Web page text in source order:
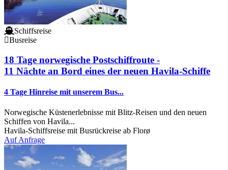
Schiffsreise
Busreise
18 Tage norwegische Postschiffroute -
11 Nächte an Bord eines der neuen Havila-Schiffe
4 Tage Hinreise mit unserem Bus...
Norwegische Küstenerlebnisse mit Blitz-Reisen und den neuen
Schiffen von Havila...
Havila-Schiffsreise mit Busrückreise ab Florø
Auf Anfrage